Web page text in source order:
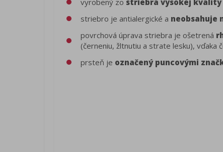
striebro je antialergické a neobsahuje
povrchová úprava striebra je ošetrená
(černeniu, žltnutiu a strate lesku),
prsteň je označený puncovými